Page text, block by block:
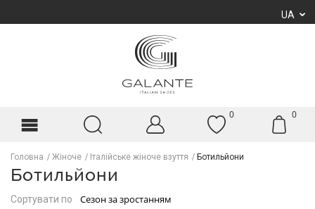
UA
0 0
Головна Жіноче Італійське жіноче взуття Ботильйони
Ботильйони
Сортувати по